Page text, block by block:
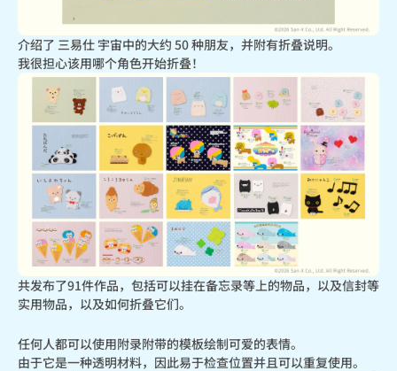
介绍了 三易仕 宇宙中的大约 50 种朋友，并附有折叠说明。
我很担心该用哪个角色开始折叠！
共发布了91件作品，包括可以挂在备忘录等上的物品，以及信封等
实用物品，以及如何折叠它们。
任何人都可以使用附录附带的模板绘制可爱的表情。
由于它是一种透明材料，因此易于检查位置并且可以重复使用。